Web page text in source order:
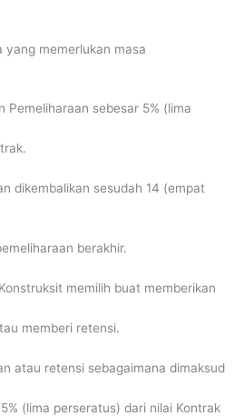
yang memerlukan masa
Pemeliharaan sebesar 5% (lima
dikembalikan sesudah 14 (empat
berakhir.
memilih buat memberikan
memberi retensi.
atau retensi sebagaimana dimaksud
(lima perseratus) dari nilai Kontrak